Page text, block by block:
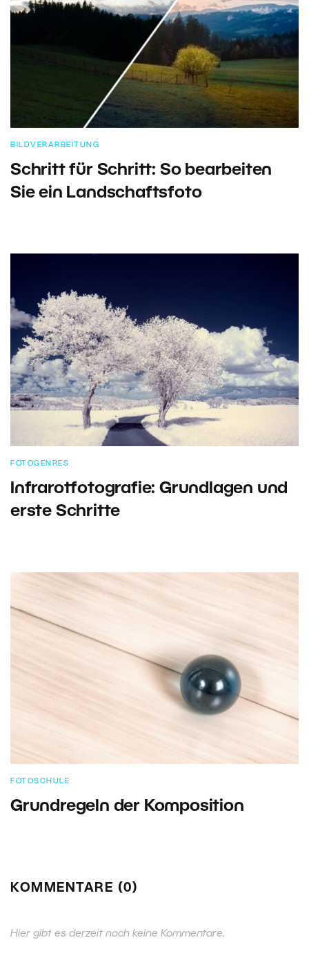
BILDVERARBEITUNG
Schritt für Schritt: So bearbeiten
Sie ein Landschaftsfoto
FOTOGENRES
Infrarotfotografie: Grundlagen und
erste Schritte
FOTOSCHULE
Grundregeln der Komposition
KOMMENTARE (0)
Hier gibt es derzeit noch keine Kommentare.